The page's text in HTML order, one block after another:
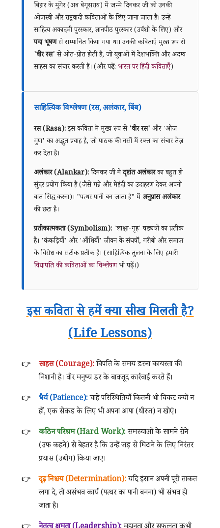
बिहार के मुंगेर (अब बेगूसराय) में जन्मे दिनकर जी को उनकी
ओजस्वी और राष्ट्रवादी कविताओं के लिए जाना जाता है। उन्हें
साहित्य अकादमी पुरस्कार, ज्ञानपीठ पुरस्कार (उर्वशी के लिए) और
पद्म भूषणसे सम्मानित किया गया था। उनकी कविताएँ मुख्य रूप से
'वीर रस'से ओत-प्रोत होती हैं, जो युवाओं में देशभक्ति और अदम्य
साहस का संचार करती हैं। (और पढ़ें: भारत पर हिंदी कविताएँ)
साहित्यिक विश्लेषण (रस, अलंकार, बिंब)
रस (Rasa):इस कविता में मुख्य रूप से'वीर रस' और 'ओज
गुण' का अद्भुत प्रवाह है, जो पाठक की नसों में रक्त का संचार तेज़
कर देता है।
अलंकार (Alankar):दिनकर जी नेदृष्टांत अलंकारका बहुत ही
सुंदर प्रयोग किया है (जैसे गन्ने और मेहंदी का उदाहरण देकर अपनी
बात सिद्ध करना)। "पत्थर पानी बन जाता है" मेंअनुप्रास अलंकार
की छटा है।
प्रतीकात्मकता (Symbolism): 'लाक्षा-गृह' षड्यंत्रों का प्रतीक
है। 'कंकड़ियाँ' और 'आँधियाँ' जीवन के संघर्षों, गरीबी और समाज
के विरोध का सटीक प्रतीक हैं। (साहित्यिक तुलना के लिए हमारी
विद्यापति की कविताओं का विश्लेषणभी पढ़ें।)
इस कविता से हमें क्या सीख मिलती है?
(Life Lessons)
साहस (Courage):विपत्ति के समय डरना कायरता की
निशानी है। वीर मनुष्य डर के बावजूद कार्रवाई करते हैं।
धैर्य (Patience):चाहे परिस्थितियाँ कितनी भी विकट क्यों न
हों, एक सेकंड के लिए भी अपना आपा (धीरज) न खोएं।
कठिन परिश्रम (Hard Work): समस्याओं के सामने रोने
(उफ कहने) से बेहतर है कि उन्हें जड़ से मिटाने के लिए निरंतर
प्रयास (उद्योग) किया जाए।
दृढ़ निश्चय (Determination):यदि इंसान अपनी पूरी ताकत
लगा दे, तो असंभव कार्य (पत्थर का पानी बनना) भी संभव हो
जाता है।